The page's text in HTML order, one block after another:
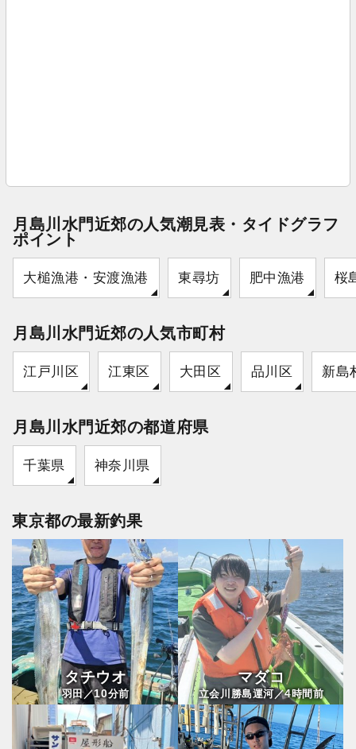
月島川水門近郊の人気潮見表・タイドグラフ
ポイント
大槌漁港・安渡漁港 東尋坊 肥中漁港 桜
月島川水門近郊の人気市町村
江戸川区 江東区 大田区 品川区 新島
月島川水門近郊の都道府県
千葉県 神奈川県
東京都の最新釣果
タチウオ
羽田／10分前
マダコ
立会川勝島運河／4時間前